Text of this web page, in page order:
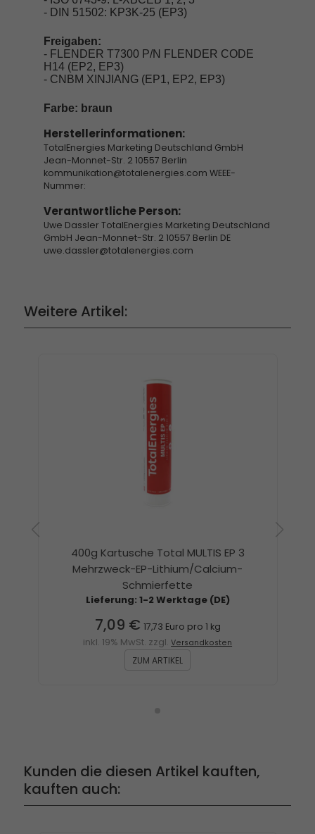
- DIN 51502: KP3K-25 (EP3)
Freigaben:
- FLENDER T7300 P/N FLENDER CODE
H14 (EP2, EP3)
- CNBM XINJIANG (EP1, EP2, EP3)
Farbe: braun
Herstellerinformationen:
TotalEnergies Marketing Deutschland GmbH
Jean-Monnet-Str. 2 10557 Berlin
kommunikation@totalenergies.com WEEE-
Nummer:
Verantwortliche Person:
Uwe Dassler TotalEnergies Marketing Deutschland
GmbH Jean-Monnet-Str. 2 10557 Berlin DE
uwe.dassler@totalenergies.com
Weitere Artikel:
400g Kartusche Total MULTIS EP 3
Mehrzweck-EP-Lithium/Calcium-
Schmierfette
Lieferung: 1-2 Werktage (DE)
7,09 € 17,73 Euro pro 1 kg
inkl. 19% MwSt. zzgl.Versandkosten
ZUM ARTIKEL
Kunden die diesen Artikel kauften,
kauften auch: